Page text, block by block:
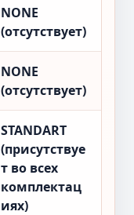
NONE
(отсутствует)
NONE
(отсутствует)
STANDART
(присутствуе
т во всех
комплектац
иях)